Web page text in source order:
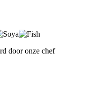
door onze chef